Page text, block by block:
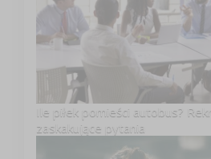
Ile piłek pomieści autobus?
zaskakujące pytania